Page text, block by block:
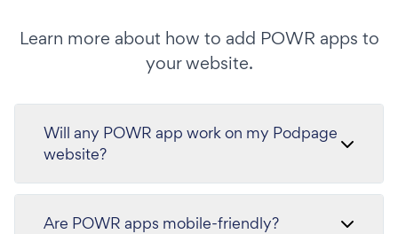
Learn more about how to add POWR apps to
your website.
Will any POWR app work on my Podpage
website?
Are POWR apps mobile-friendly?